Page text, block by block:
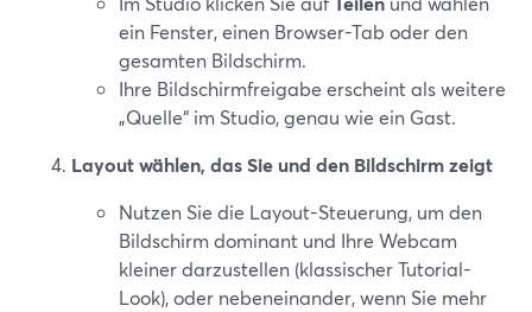
ein Fenster, einen Browser-Tab oder den
gesamten Bildschirm.
Ihre Bildschirmfreigabe erscheint als weitere
„Quelle“ im Studio, genau wie ein Gast.
Layout wählen, das Sie und den Bildschirm zeigt
Nutzen Sie die Layout-Steuerung, um den
Bildschirm dominant und Ihre Webcam
kleiner darzustellen (klassischer Tutorial-
Look), oder nebeneinander, wenn Sie mehr